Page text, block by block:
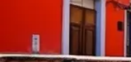
contenido